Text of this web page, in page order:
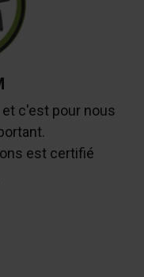
c'est pour nous
est certifié